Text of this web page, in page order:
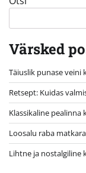
Värsked
Täiuslik punase veini
Retsept: Kuidas
Klassikaline pealinna
Loosalu raba
Lihtne ja nostalgiline